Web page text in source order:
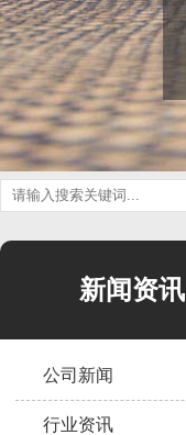
新闻资讯
公司新闻
行业资讯